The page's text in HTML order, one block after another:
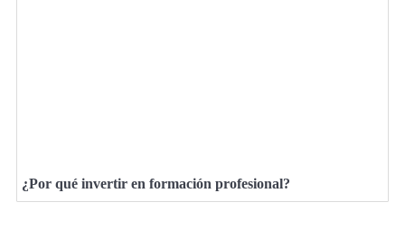
¿Por qué invertir en formación profesional?